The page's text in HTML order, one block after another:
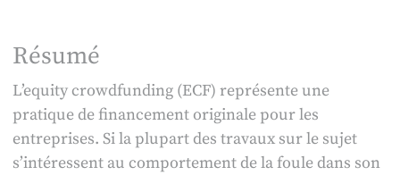
Résumé
L’equity crowdfunding (ECF) représente une
pratique de financement originale pour les
entreprises. Si la plupart des travaux sur le sujet
s’intéressent au comportement de la foule dans son